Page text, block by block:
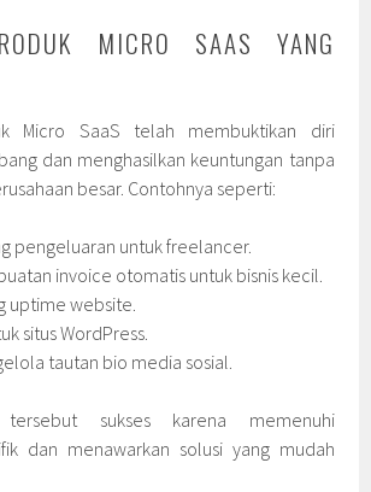
MICRO SAAS YANG
Micro SaaS telah membuktikan diri
dan menghasilkan keuntungan tanpa
besar. Contohnya seperti:
pengeluaran untuk freelancer.
invoice otomatis untuk bisnis kecil.
uptime website.
situs WordPress.
tautan bio media sosial.
tersebut sukses karena memenuhi
dan menawarkan solusi yang mudah